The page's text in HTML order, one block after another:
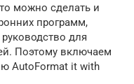
можно сделать и
программ,
для
Поэтому включаем
AutoFormat it with